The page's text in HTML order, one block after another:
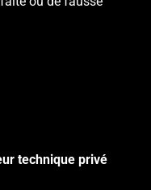
technique privé